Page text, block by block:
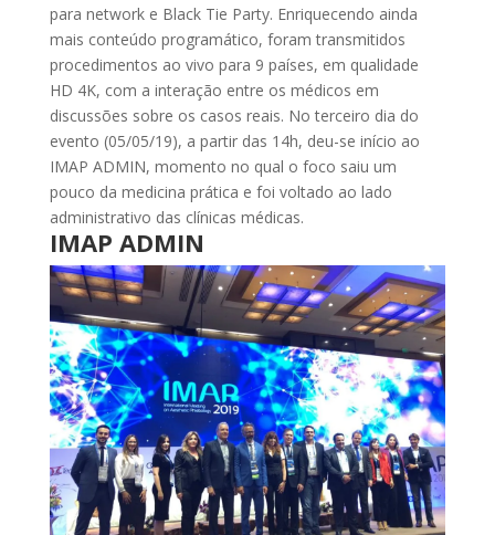
para network e Black Tie Party. Enriquecendo ainda
mais conteúdo programático, foram transmitidos
procedimentos ao vivo para 9 países, em qualidade
HD 4K, com a interação entre os médicos em
discussões sobre os casos reais. No terceiro dia do
evento (05/05/19), a partir das 14h, deu-se início ao
IMAP ADMIN, momento no qual o foco saiu um
pouco da medicina prática e foi voltado ao lado
administrativo das clínicas médicas.
IMAP ADMIN